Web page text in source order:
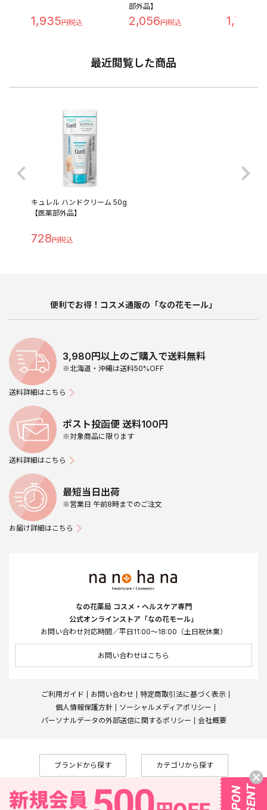
1,935
部外品】
2,056 1,760
最近閲覧した商品
キュレル ハンドクリーム 50g
【医薬部外品】
728
便利でお得！コスメ通販の「なの花モール」
3,980円以上のご購入で送料無料
※北海道・沖縄は送料50%OFF
送料詳細はこちら
ポスト投函便 送料100円
※対象商品に限ります
送料詳細はこちら
最短当日出荷
※営業日 午前8時までのご注文
お届け詳細はこちら
なの花薬局 コスメ・ヘルスケア専門
公式オンラインストア「なの花モール」
お問い合わせ対応時間／平日11:00～18:00（土日祝休業）
お問い合わせはこちら
ご利用ガイド お問い合わせ
特定商取引法に基づく表示
個人情報保護方針
ソーシャルメディアポリシー
パーソナルデータの外部送信に関するポリシー
会社概要
ブランドから探す カテゴリから探す
Copyright © Nanohana West Japan Co., Ltd., All Rights Reserved
なの花薬局 株式会社メディカルシステムネットワーク